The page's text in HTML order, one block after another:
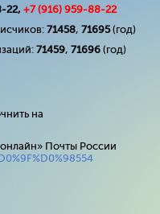
22, +7 (916) 959-88-22
71458, 71695(год)
71459, 71696 (год)
на
Почты России